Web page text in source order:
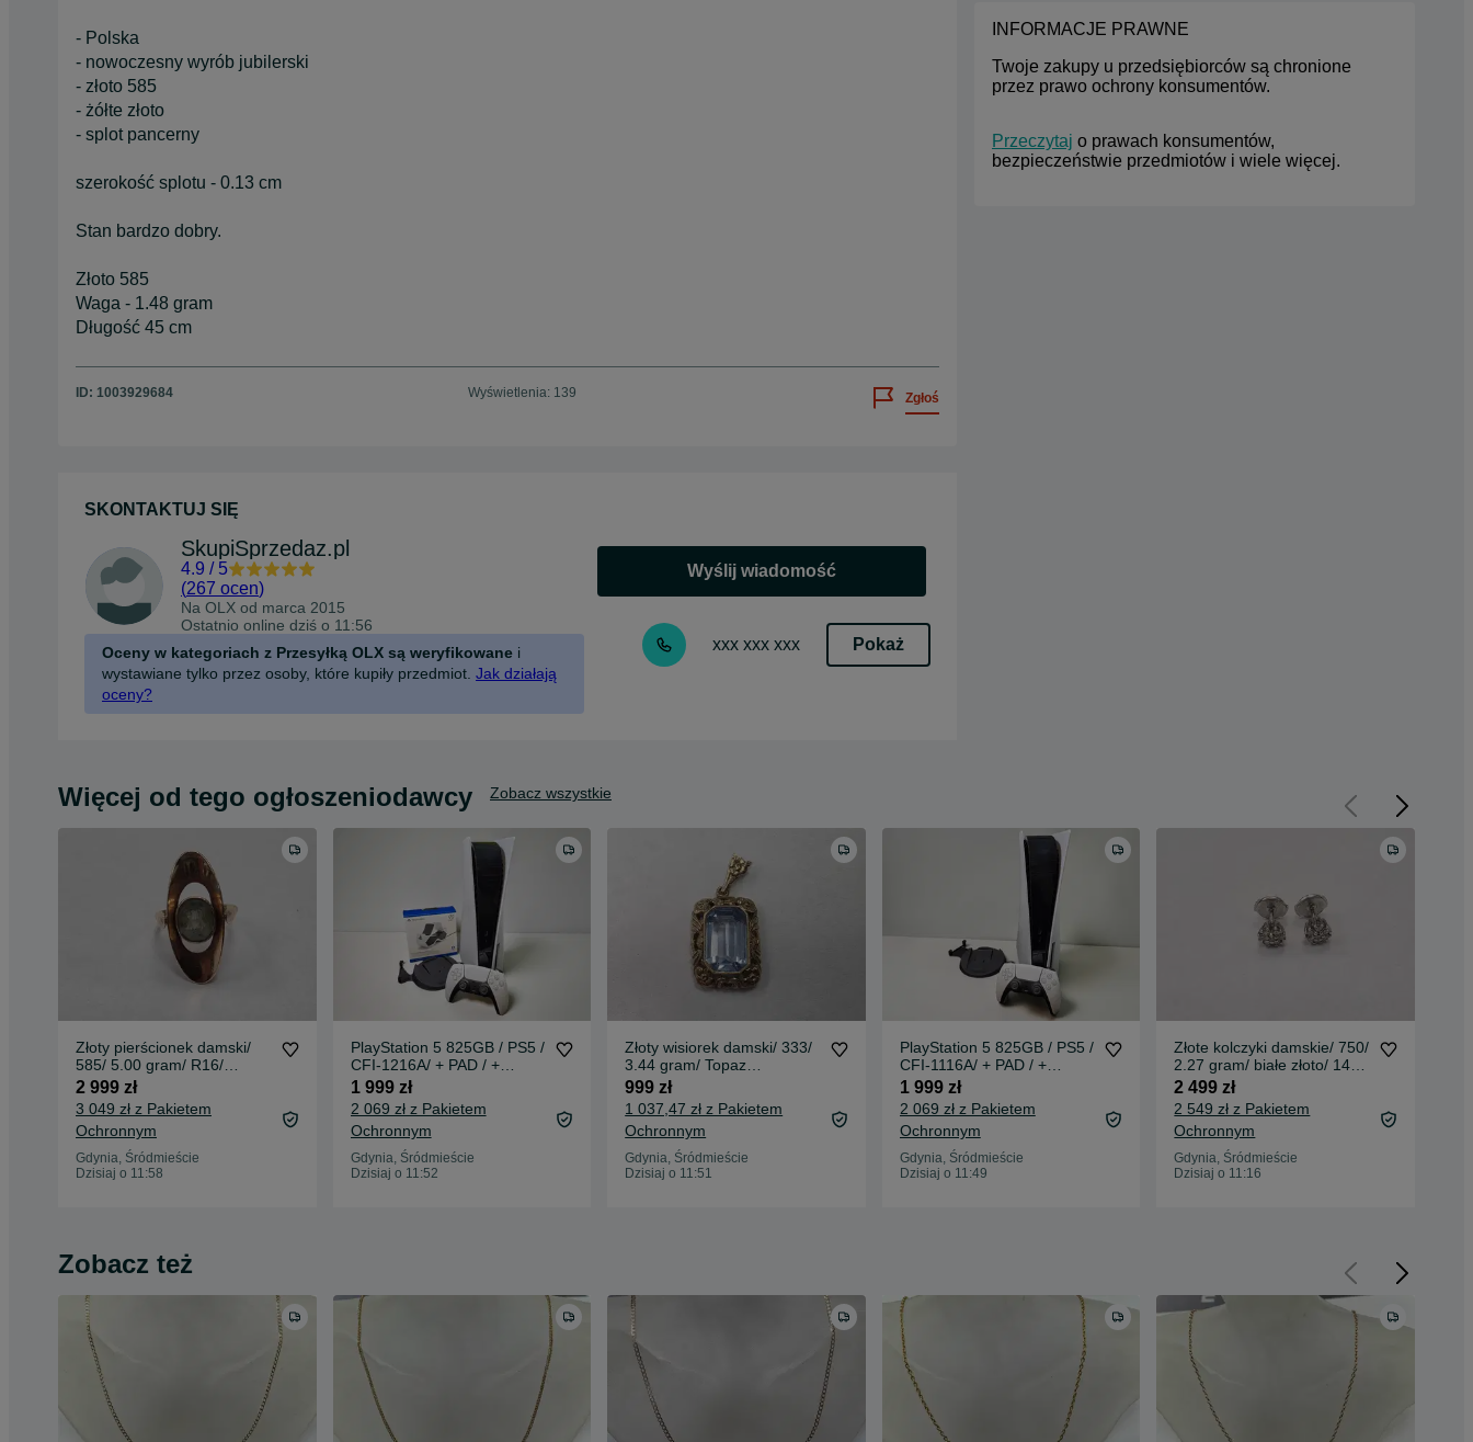
- Polska
- nowoczesny wyrób jubilerski
- złoto 585
- żółte złoto
- splot pancerny
szerokość splotu - 0.13 cm
Stan bardzo dobry.
Złoto 585
Waga - 1.48 gram
Długość 45 cm
ID: 1003929684 Wyświetlenia: 139 Zgłoś
SKONTAKTUJ SIĘ
SkupiSprzedaz.pl
4.9 / 5
(267 ocen)
Na OLX od marca 2015
Ostatnio online dziś o 11:56
Oceny w kategoriach z Przesyłką OLX są weryfikowane i
wystawiane tylko przez osoby, które kupiły przedmiot. Jak działają
oceny?
Wyślij wiadomość
xxx xxx xxx Pokaż
INFORMACJE PRAWNE
Twoje zakupy u przedsiębiorców są chronione
przez prawo ochrony konsumentów.
Przeczytaj o prawach konsumentów,
bezpieczeństwie przedmiotów i wiele więcej.
Więcej od tego ogłoszeniodawcy Zobacz wszystkie
Złoty pierścionek damski/
585/ 5.00 gram/ R16/
Kraków 1963-86/ praca
ręczna/ Spinel syntetyczny
2 999 zł
3 049 zł z Pakietem
Ochronnym
Gdynia, Śródmieście
Dzisiaj o 11:58
PlayStation 5 825GB / PS5 /
CFI-1216A/ + PAD / +
Podstawka / Grade A- / +
okablowanie / GW 12 MSC /
Grade A-
1 999 zł
2 069 zł z Pakietem
Ochronnym
Gdynia, Śródmieście
Dzisiaj o 11:52
Złoty wisiorek damski/ 333/
3.44 gram/ Topaz
syntetyczny/ Niemcy/ XX
wiek
999 zł
1 037,47 zł z Pakietem
Ochronnym
Gdynia, Śródmieście
Dzisiaj o 11:51
PlayStation 5 825GB / PS5 /
CFI-1116A/ + PAD / +
Podstawka / Grade A / +
okablowanie / GW 12 MSC /
Grade A
1 999 zł
2 069 zł z Pakietem
Ochronnym
Gdynia, Śródmieście
Dzisiaj o 11:49
Złote kolczyki damskie/ 750/
2.27 gram/ białe złoto/ 14x
DIA/ XX wiek/ sztyft
2 499 zł
2 549 zł z Pakietem
Ochronnym
Gdynia, Śródmieście
Dzisiaj o 11:16
Zobacz też